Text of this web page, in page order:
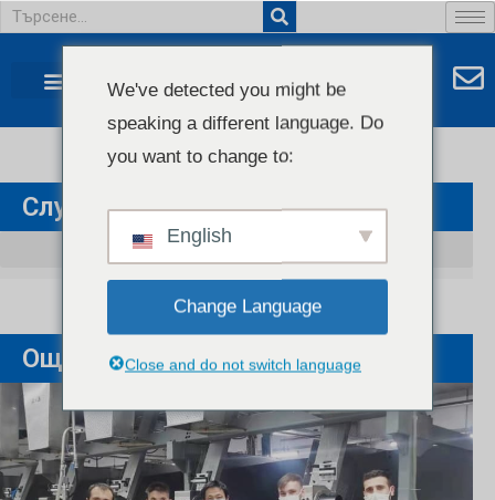
Случай На Клиент
Още
We've detected you might be
speaking a different language. Do
you want to change to:
English
Change Language
Close and do not switch language